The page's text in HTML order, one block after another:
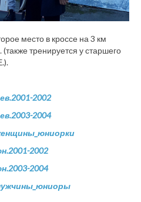
место в кроссе на 3 км
тренируется у старшего
2002
2004
2002
2004